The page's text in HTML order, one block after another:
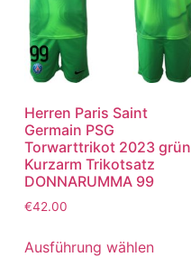
Herren Paris Saint
Germain PSG
Torwarttrikot 2023 grün
Kurzarm Trikotsatz
DONNARUMMA 99
€42.00
Ausführung wählen